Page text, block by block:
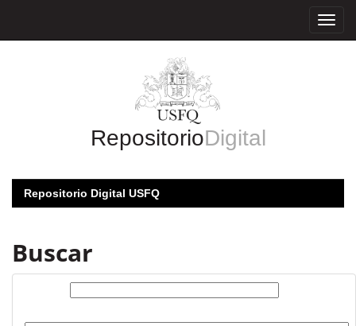
RepositorioDigital
Repositorio Digital USFQ
Buscar